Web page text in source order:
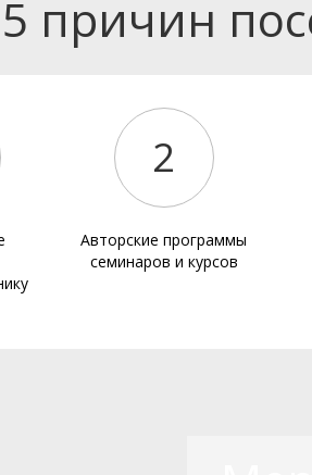
5 причин
2
Авторские программы
семинаров и курсов